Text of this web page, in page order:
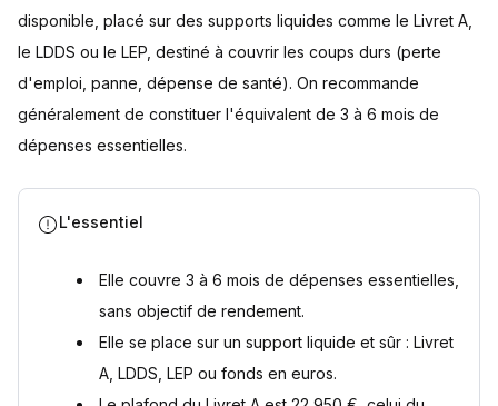
Combien mettre de côté dans son épargne de précaution ?
À quoi sert l’épargne de précaution ?
L'épargne de précaution est-elle imposable ?
Faut-il investir son épargne de précaution en bourse ?
Quelle différence entre épargne de précaution et épargne
disponible, placé sur des supports liquides comme le Livret A,
le LDDS ou le LEP, destiné à couvrir les coups durs (perte
d'emploi, panne, dépense de santé). On recommande
généralement de constituer l'équivalent de 3 à 6 mois de
dépenses essentielles.
L'essentiel
Elle couvre 3 à 6 mois de dépenses essentielles,
sans objectif de rendement.
Elle se place sur un support liquide et sûr : Livret
A, LDDS, LEP ou fonds en euros.